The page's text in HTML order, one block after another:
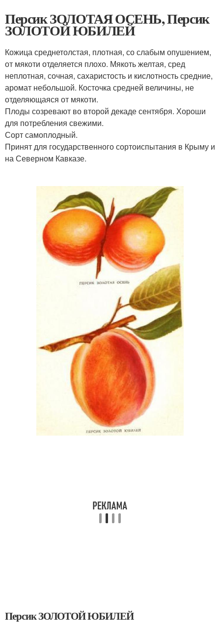
Персик ЗОЛОТАЯ ОСЕНЬ, Персик
ЗОЛОТОЙ ЮБИЛЕЙ
Кожица среднетолстая, плотная, со слабым опушением,
от мякоти отделяется плохо. Мякоть желтая, сред
неплотная, сочная, сахаристость и кислотность средние,
аромат небольшой. Косточка средней величины, не
отделяющаяся от мякоти.
Плоды созревают во второй декаде сентября. Хороши
для потребления свежими.
Сорт самоплодный.
Принят для государственного сортоиспытания в Крыму и
на Северном Кавказе.
Персик ЗОЛОТОЙ ЮБИЛЕЙ